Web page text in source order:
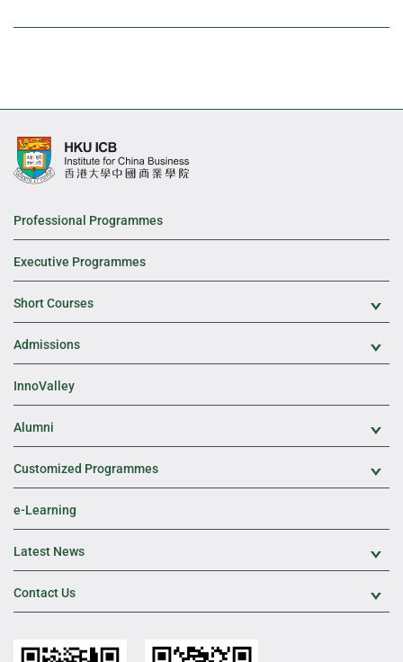
Professional Programmes
Executive Programmes
Short Courses
Admissions
InnoValley
Alumni
Customized Programmes
e-Learning
Latest News
Contact Us